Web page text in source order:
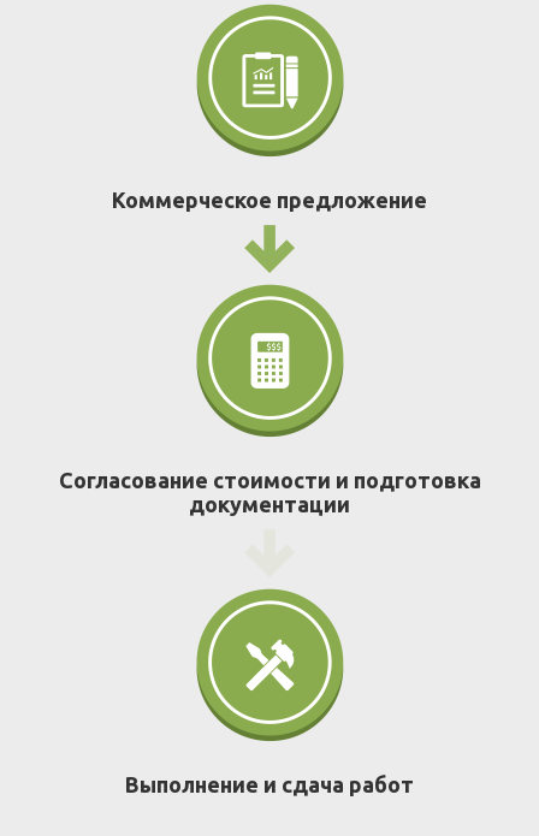
Коммерческое предложение
Согласование стоимости и подготовка
документации
Выполнение и сдача работ